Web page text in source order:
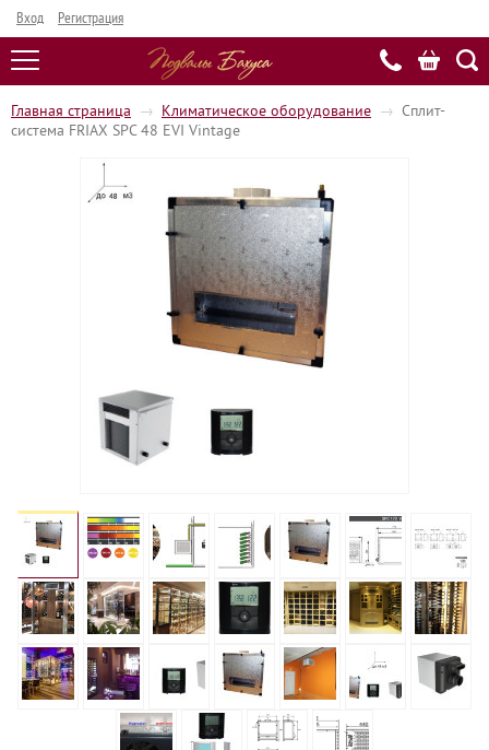
Вход Регистрация
Главная страница → Климатическое оборудование → Сплит-
система FRIAX SPC 48 EVI Vintage